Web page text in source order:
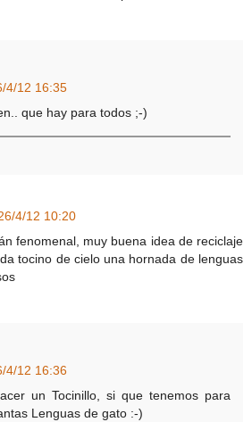
4/12 16:35
que hay para todos ;-)
4/12 10:20
fenomenal, muy buena idea de reciclaje
tocino de cielo una hornada de lenguas
4/12 16:36
un Tocinillo, si que tenemos para
Lenguas de gato :-)